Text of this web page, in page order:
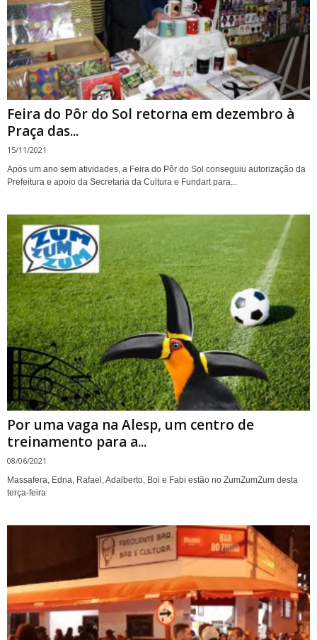
Feira do Pôr do Sol retorna em dezembro à
Praça das...
15/11/2021
Após um ano sem atividades, a Feira do Pôr do Sol conseguiu autorização da
Prefeitura e apoio da Secretaria da Cultura e Fundart para...
Por uma vaga na Alesp, um centro de
treinamento para a...
08/06/2021
Massafera, Edna, Rafael, Adalberto, Boi e Fabi estão no ZumZumZum desta
terça-feira